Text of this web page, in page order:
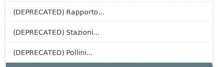
(DEPRECATED) Rapporto...
(DEPRECATED) Stazioni...
(DEPRECATED) Pollini...